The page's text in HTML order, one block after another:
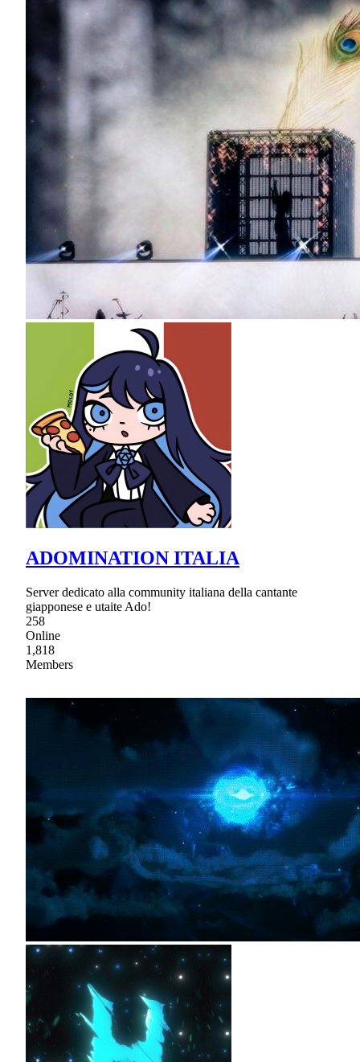
ADOMINATION ITALIA
Server dedicato alla community italiana della cantante
giapponese e utaite Ado!
258
Online
1,818
Members